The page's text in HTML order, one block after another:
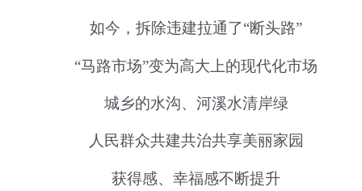
如今，拆除违建拉通了“断头路”
“马路市场”变为高大上的现代化市场
城乡的水沟、河溪水清岸绿
人民群众共建共治共享美丽家园
获得感、幸福感不断提升